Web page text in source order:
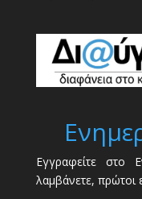
Εγγραφείτε στο
λαμβάνετε, πρώτοι